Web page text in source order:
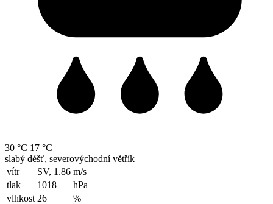
30 °C 17 °C
slabý déšť, severovýchodní větřík
vítr
SV, 1.86 m/s
tlak
1018
hPa
vlhkost 26
%